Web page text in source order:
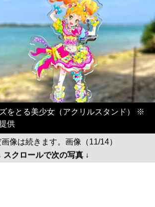
をとる美少女（アクリルスタンド） ※
供
像は続きます。画像（11/14）
スクロールで次の写真 ↓